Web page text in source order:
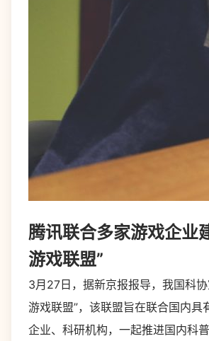
腾讯联合多家游戏企业
游戏联盟”
3月27日，据新京报报导，我国科
游戏联盟”，该联盟旨在联合国内具
企业、科研机构，一起推进国内科